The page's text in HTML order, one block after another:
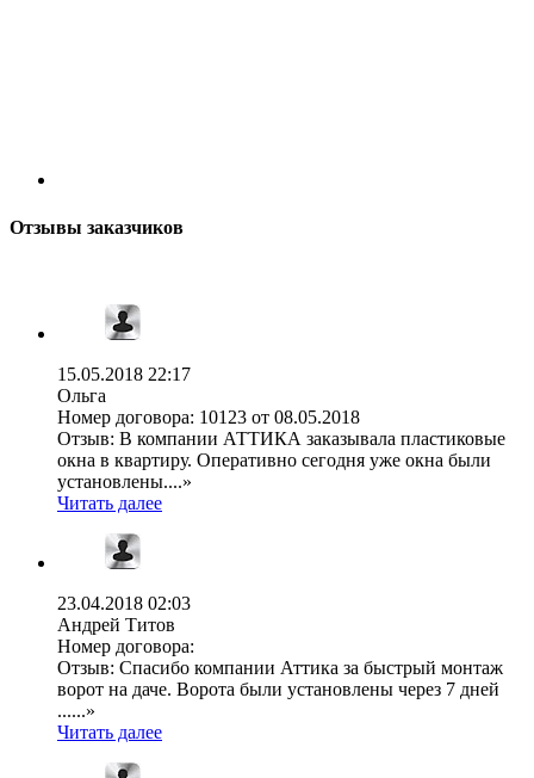
Отзывы заказчиков
15.05.2018 22:17
Ольга
Номер договора: 10123 от 08.05.2018
Отзыв: В компании АТТИКА заказывала пластиковые
окна в квартиру. Оперативно сегодня уже окна были
установлены....»
Читать далее
23.04.2018 02:03
Андрей Титов
Номер договора:
Отзыв: Спасибо компании Аттика за быстрый монтаж
ворот на даче. Ворота были установлены через 7 дней
......»
Читать далее